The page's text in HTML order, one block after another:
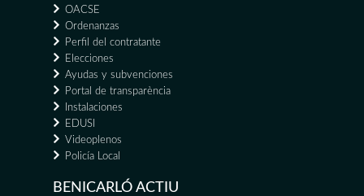
OACSE
Ordenanzas
Perfil del contratante
Elecciones
Ayudas y subvenciones
Portal de transparència
Instalaciones
EDUSI
Videoplenos
Policía Local
BENICARLÓ ACTIU